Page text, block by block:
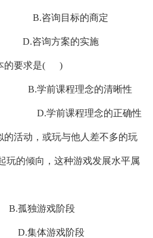
B.咨询目标的商定
咨询方案的实施
的要求是( )
学前课程理念的清晰性
D.学前课程理念的正确性
的活动，或玩与他人差不多的玩
玩的倾向，这种游戏发展水平属
游戏阶段
集体游戏阶段